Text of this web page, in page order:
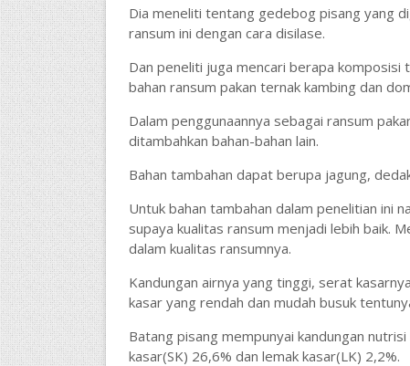
Dia meneliti tentang gedebog pisang yang
ransum ini dengan cara disilase.
Dan peneliti juga mencari berapa
bahan ransum pakan ternak kambing dan
Dalam penggunaannya sebagai ransum
ditambahkan bahan-bahan lain.
Bahan tambahan dapat berupa jagung,
Untuk bahan tambahan dalam penelitian ini
supaya kualitas ransum menjadi lebih baik.
dalam kualitas ransumnya.
Kandungan airnya yang tinggi, serat
kasar yang rendah dan mudah busuk
Batang pisang mempunyai kandungan
kasar(SK) 26,6% dan lemak kasar(LK) 2,2%.